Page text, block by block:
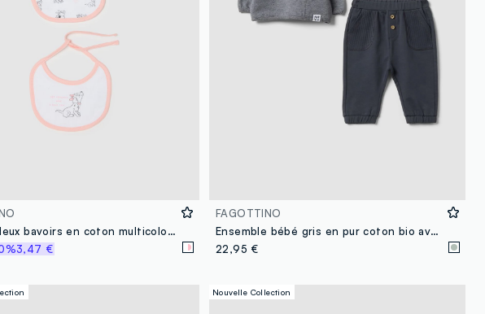
Pack de deux bavoirs en coton multicolore pour nouveau-né avec motifs Disney
3,47 €
FAGOTTINO
Ensemble bébé gris en pur coton bio avec imprimé Les 101 Dalmatiens
22,95 €
Nouvelle Collection